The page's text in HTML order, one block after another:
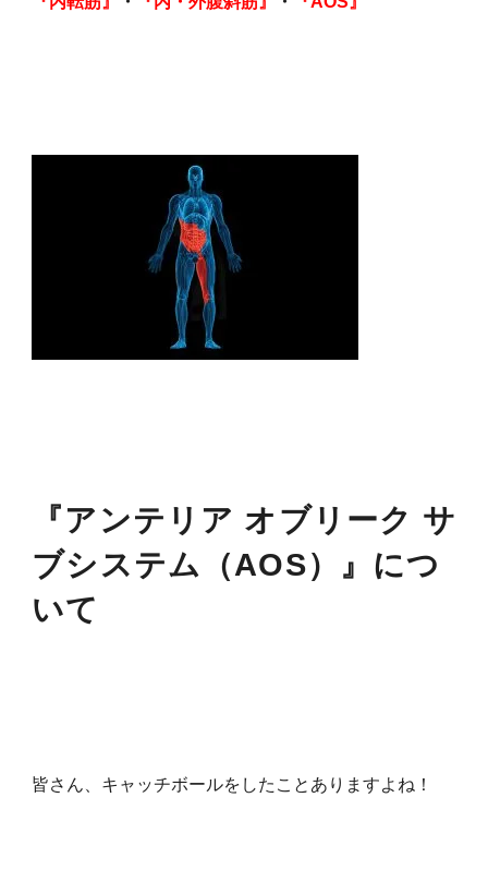
『アンテリア オブリーク サ
ブシステム（AOS）』 につ
いて
皆さん、キャッチボールをしたことありますよね！